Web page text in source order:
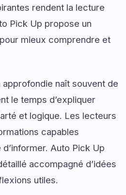
rendent la lecture
Pick Up propose un
mieux comprendre et
naît souvent de
le temps d’expliquer
et logique. Les lecteurs
capables
d’informer. Auto Pick Up
accompagné d’idées
utiles.